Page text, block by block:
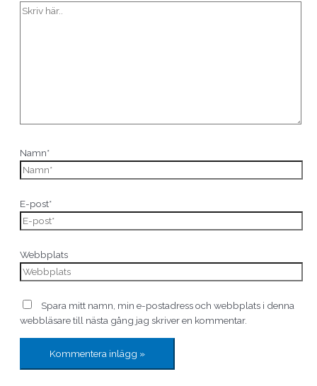
Namn*
E-post*
Webbplats
Spara mitt namn, min e-postadress och webbplats i denna
webbläsare till nästa gång jag skriver en kommentar.